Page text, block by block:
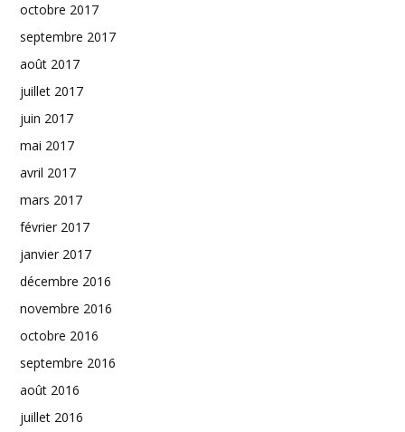
octobre 2017
septembre 2017
août 2017
juillet 2017
juin 2017
mai 2017
avril 2017
mars 2017
février 2017
janvier 2017
décembre 2016
novembre 2016
octobre 2016
septembre 2016
août 2016
juillet 2016